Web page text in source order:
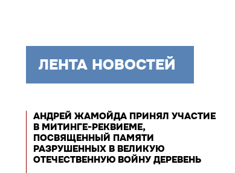
ЛЕНТА НОВОСТЕЙ
АНДРЕЙ ЖАМОЙДА ПРИНЯЛ УЧАСТИЕ
В МИТИНГЕ-РЕКВИЕМЕ,
ПОСВЯЩЕННЫЙ ПАМЯТИ
РАЗРУШЕННЫХ В ВЕЛИКУЮ
ОТЕЧЕСТВЕННУЮ ВОЙНУ ДЕРЕВЕНЬ